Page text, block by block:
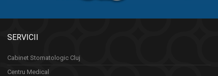
SERVICII
Cabinet Stomatologic Cluj
Centru Medical